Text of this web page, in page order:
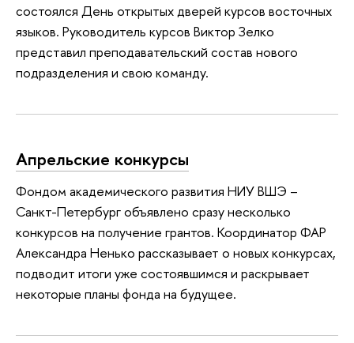
состоялся День открытых дверей курсов восточных
языков. Руководитель курсов Виктор Зелко
представил преподавательский состав нового
подразделения и свою команду.
Апрельские конкурсы
Фондом академического развития НИУ ВШЭ –
Санкт-Петербург объявлено сразу несколько
конкурсов на получение грантов. Координатор ФАР
Александра Ненько рассказывает о новых конкурсах,
подводит итоги уже состоявшимся и раскрывает
некоторые планы фонда на будущее.